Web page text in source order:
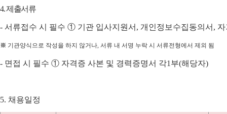
4.제출서류
- 서류접수 시 필수 ① 기관 입사지원서 , 개인정보수집동의서 ,
※ 기관양식으로 작성을 하지 않거나, 서류 내 서명 누락 시 서류전형에서 제외 됨
- 면접 시 필수 ① 자격증 사본 및 경력증명서 각1부(해당자)
5. 채용일정